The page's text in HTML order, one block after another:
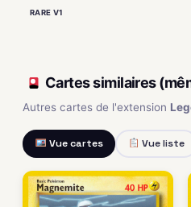
RARE V1
Cartes similaires
Autres cartes de l'extension
Vue cartes Vue liste